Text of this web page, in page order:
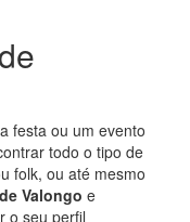
festa ou um evento
todo o tipo de
folk, ou até mesmo
Valongo e
o seu perfil